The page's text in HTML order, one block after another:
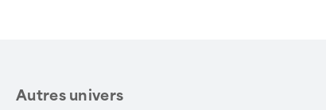
Autres univers